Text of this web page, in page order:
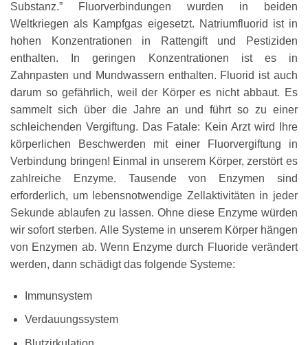
Substanz.” Fluorverbindungen wurden in beiden
Weltkriegen als Kampfgas eigesetzt. Natriumfluorid ist in
hohen Konzentrationen in Rattengift und Pestiziden
enthalten. In geringen Konzentrationen ist es in
Zahnpasten und Mundwassern enthalten. Fluorid ist auch
darum so gefährlich, weil der Körper es nicht abbaut. Es
sammelt sich über die Jahre an und führt so zu einer
schleichenden Vergiftung. Das Fatale: Kein Arzt wird Ihre
körperlichen Beschwerden mit einer Fluorvergiftung in
Verbindung bringen! Einmal in unserem Körper, zerstört es
zahlreiche Enzyme. Tausende von Enzymen sind
erforderlich, um lebensnotwendige Zellaktivitäten in jeder
Sekunde ablaufen zu lassen. Ohne diese Enzyme würden
wir sofort sterben. Alle Systeme in unserem Körper hängen
von Enzymen ab. Wenn Enzyme durch Fluoride verändert
werden, dann schädigt das folgende Systeme:
Immunsystem
Verdauungssystem